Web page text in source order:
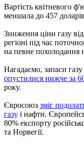
Вартість квітневого
меншала до 457
Зниження ціни газу
регіоні під час
на певне похолодання
Нагадаємо, запаси
опустилися нижче за
року.
Євросоюз зміг
газу і нафти.
80% експорту
та Норвегії.